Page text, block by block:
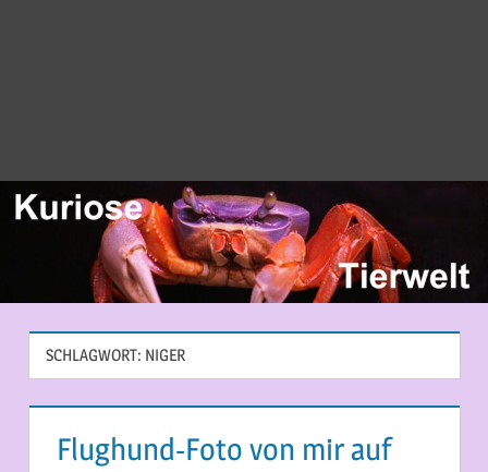
SCHLAGWORT: NIGER
Flughund-Foto von mir auf